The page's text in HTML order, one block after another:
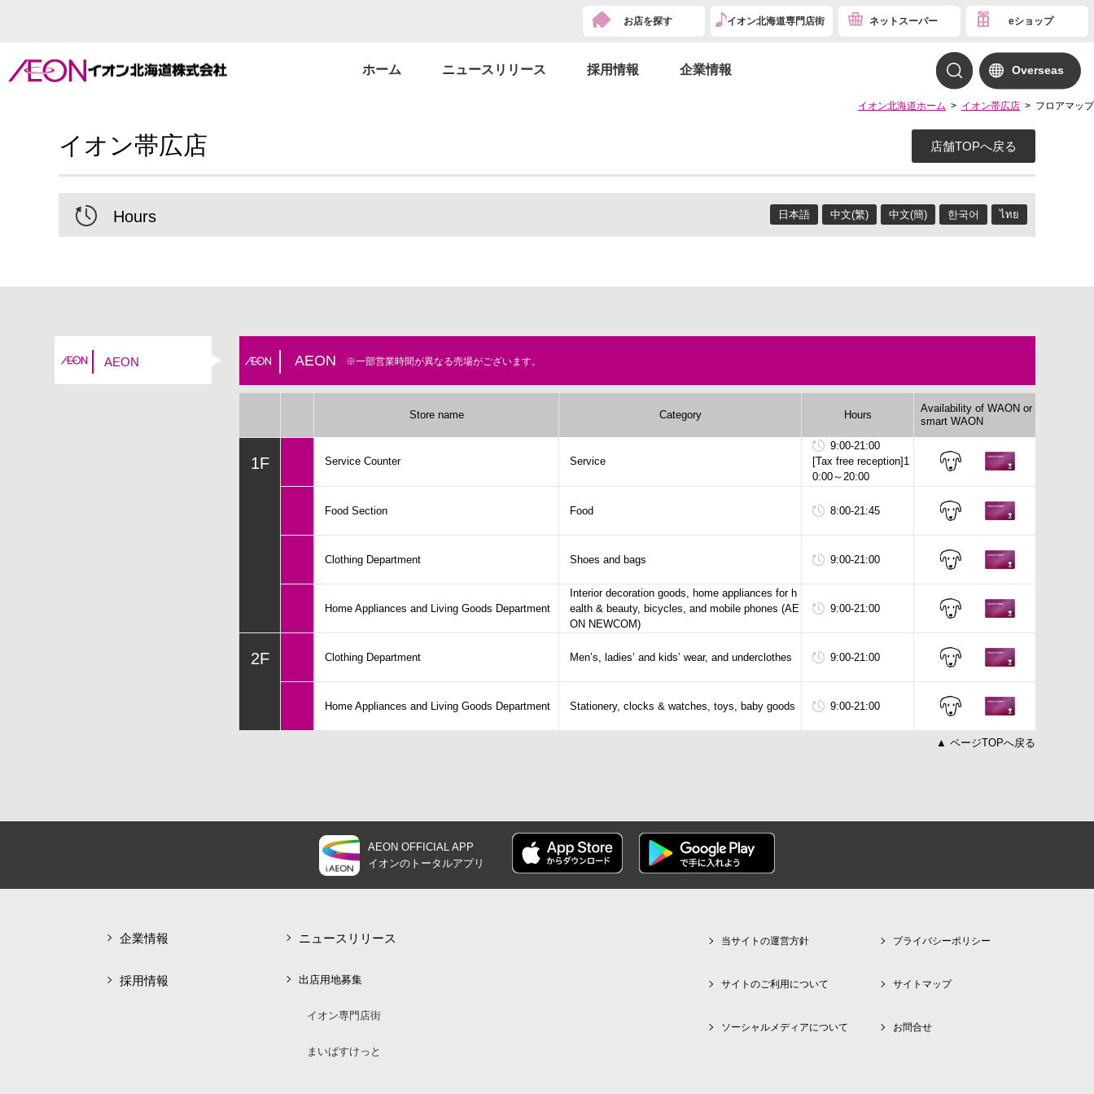
お店を探す イオン北海道専門店街 ネットスーパー eショップ
ホーム ニュースリリース 採用情報 企業情報 Overseas
イオン北海道ホーム イオン帯広店 フロアマップ
イオン帯広店 店舗TOPへ戻る
Hours 日本語 中文(繁) 中文(簡) 한국어 ไทย
AEON AEON ※一部営業時間が異なる売場がございます。
Store name Category Hours
Availability of WAON or
smart WAON
1F Service Counter Service
9:00-21:00
[Tax free reception]1
0:00～20:00
可能
Food Section Food
8:00-21:45
可能
Clothing Department Shoes and bags
9:00-21:00
可能
Home Appliances and Living Goods Department
Interior decoration goods, home appliances for h
ealth & beauty, bicycles, and mobile phones (AE
ON NEWCOM)
9:00-21:00
可能
2F Clothing Department Men’s, ladies’ and kids’ wear, and underclothes
9:00-21:00
可能
Home Appliances and Living Goods Department Stationery, clocks & watches, toys, baby goods
9:00-21:00
用可能
ON 利用
▲ ページTOPへ戻る
AEON OFFICIAL APP
イオンの トータルアプリ
企業情報
採用情報
ニュースリリース
出店用地募集
イオン専門店街
まいばすけっと
当サイトの運営方針
サイトのご利用について
ソーシャルメディアについて
プライバシーポリシー
サイトマップ
お問合せ